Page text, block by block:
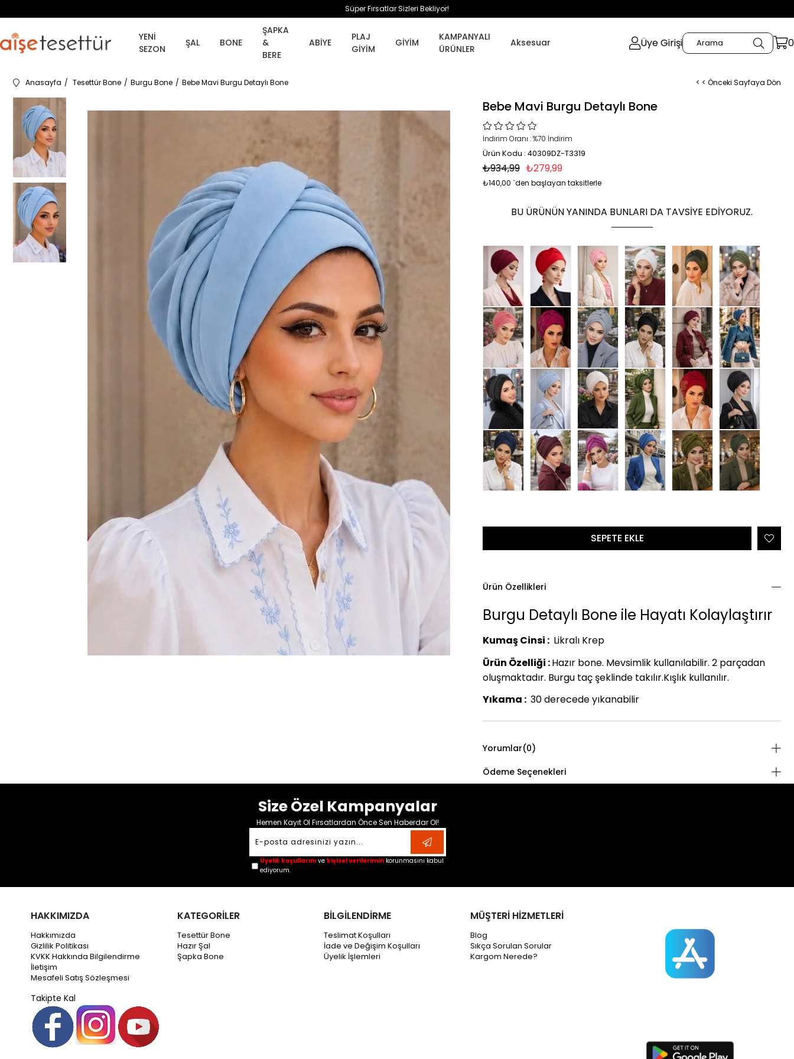
Süper Fırsatlar Sizleri Bekliyor!
YENİ
SEZON
ŞAL BONE
ŞAPKA
&
BERE
ABİYE
PLAJ
GİYİM
GİYİM
KAMPANYALI
ÜRÜNLER
Aksesuar Üye Girişi 0
Anasayfa Tesettür Bone Burgu Bone Bebe Mavi Burgu Detaylı Bone < < Önceki Sayfaya Dön
Bebe Mavi Burgu Detaylı Bone
İndirim Oranı :%70 İndirim
Ürün Kodu : 40309DZ-T3319
₺934,99 ₺279,99
₺140,00 `den başlayan taksitlerle
BU ÜRÜNÜN YANINDA BUNLARI DA TAVSIYE EDIYORUZ.
Ürün Özellikleri
Burgu Detaylı Bone ile Hayatı Kolaylaştırır
Kumaş Cinsi : Likralı Krep
Ürün Özelliği :Hazır bone. Mevsimlik kullanılabilir. 2 parçadan
oluşmaktadır. Burgu taç şeklinde takılır.Kışlık kullanılır.
Yıkama : 30 derecede yıkanabilir
Yorumlar(0)
Ödeme Seçenekleri
Size Özel Kampanyalar
Hemen Kayıt Ol Fırsatlardan Önce Sen Haberdar Ol!
Üyelik koşullarını ve kişisel verilerimin korunmasını kabul
ediyorum.
HAKKIMIZDA
Hakkımızda
Gizlilik Politikası
KVKK Hakkında Bilgilendirme
İletişim
Mesafeli Satış Sözleşmesi
Takipte Kal
KATEGORİLER
Tesettür Bone
Hazır Şal
Şapka Bone
BİLGİLENDİRME
Teslimat Koşulları
İade ve Değişim Koşulları
Üyelik İşlemleri
MÜŞTERİ HİZMETLERİ
Blog
Sıkça Sorulan Sorular
Kargom Nerede?